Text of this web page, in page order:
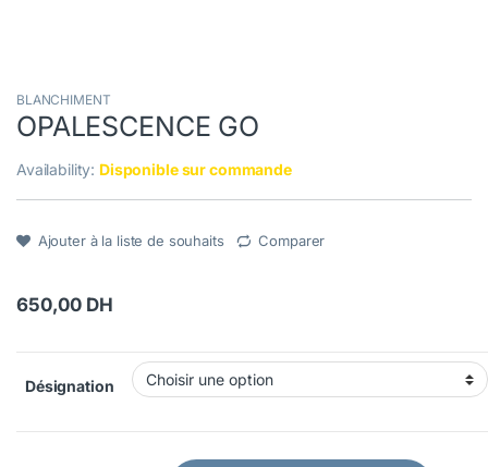
BLANCHIMENT
OPALESCENCE GO
Availability: Disponible sur commande
Ajouter à la liste de souhaits Comparer
650,00 DH
Désignation